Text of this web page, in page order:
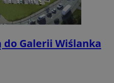
do Galerii Wiślanka